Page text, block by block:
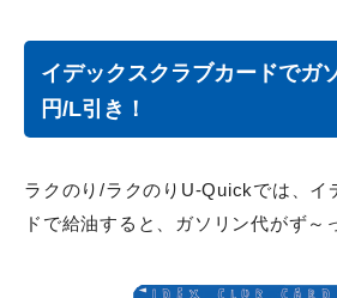
イデックスクラブカードでガ
円/L引き！
ラクのり/ラクのりU-Quickでは、イ
ドで給油すると、ガソリン代がず～